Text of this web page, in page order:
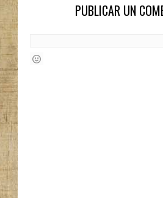
PUBLICAR UN